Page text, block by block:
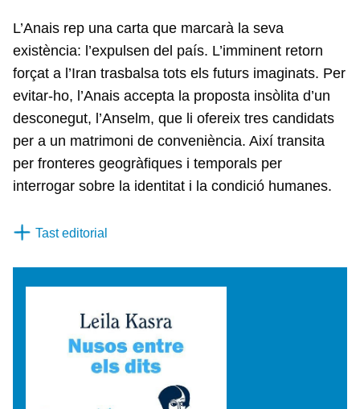
L’Anais rep una carta que marcarà la seva
existència: l’expulsen del país. L’imminent retorn
forçat a l’Iran trasbalsa tots els futurs imaginats. Per
evitar-ho, l’Anais accepta la proposta insòlita d’un
desconegut, l’Anselm, que li ofereix tres candidats
per a un matrimoni de conveniència. Així transita
per fronteres geogràfiques i temporals per
interrogar sobre la identitat i la condició humanes.
Tast editorial